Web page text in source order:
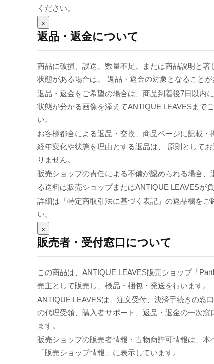
ください。
×
返品・返金について
商品に破損、誤送、数量不足、または商品説明と著
状態がある場合は、 返品・返金の対象となることが
返品・返金をご希望の場合は、商品到着後7日以内
状態が分かる画像を添えてANTIQUE LEAVESまで
い。
お客様都合による返品・交換、商品ページに記載・
経年変化や状態を理由とする返品は、 原則として
りません。
販売ショップの責任による不備が認められる場合、
る送料は販売ショップまたはANTIQUE LEAVESが負
詳細は「特定商取引法に基づく表記」の返品欄をご
い。
×
販売者・受付窓口について
この商品は、ANTIQUE LEAVES販売ショップ「
売主として販売し、検品・梱包・発送を行います。
ANTIQUE LEAVESは、注文受付、決済手続きの窓
の代理受領、購入者サポート、返品・返金の一次窓
ます。
販売ショップの販売者情報・古物商許可情報は、本
「販売ショップ情報」に表示しています。